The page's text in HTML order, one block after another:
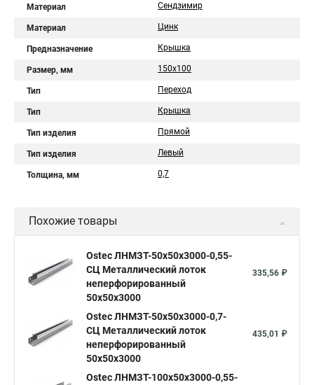
Материал Сендзимир
Материал Цинк
Предназначение Крышка
Размер, мм 150х100
Тип Переход
Тип Крышка
Тип изделия Прямой
Тип изделия Левый
Толщина, мм 0,7
Похожие товары
Ostec ЛНМЗТ-50х50х3000-0,55-
СЦ Металлический лоток
неперфорированный
50х50х3000
335,56 ₽
Ostec ЛНМЗТ-50х50х3000-0,7-
СЦ Металлический лоток
неперфорированный
50х50х3000
435,01 ₽
Ostec ЛНМЗТ-100х50х3000-0,55-